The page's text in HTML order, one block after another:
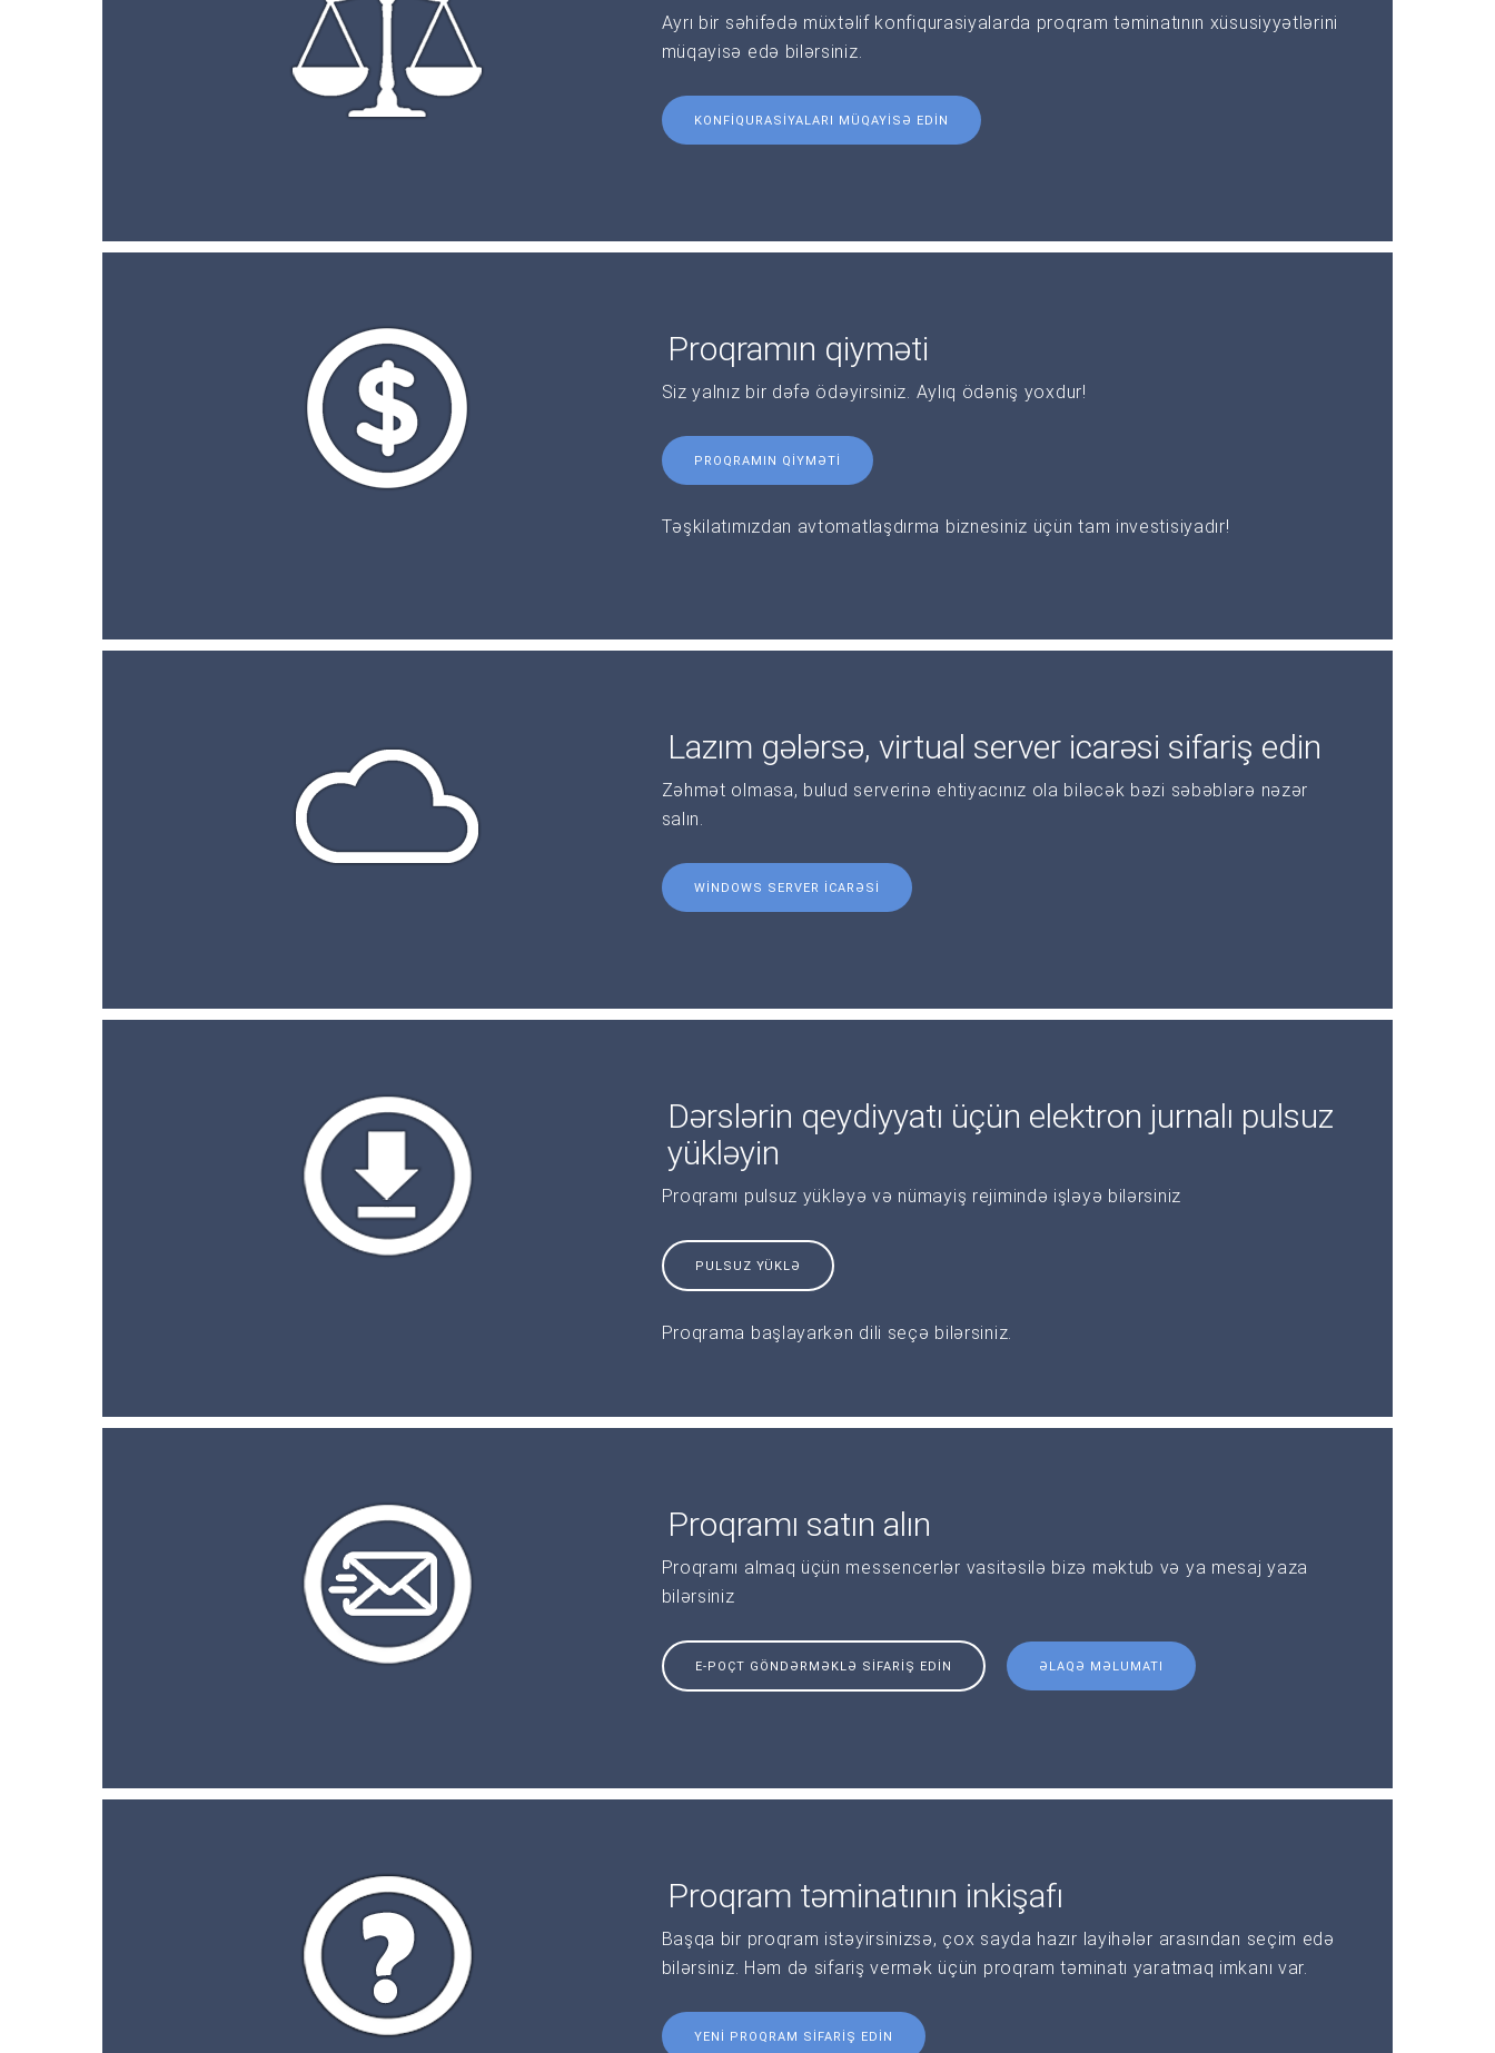
Ayrı bir səhifədə müxtəlif konfiqurasiyalarda proqram təminatının xüsusiyyətlərini
müqayisə edə bilərsiniz.
KONFIQURASIYALARI MÜQAYISƏ EDIN
Proqramın qiyməti
Siz yalnız bir dəfə ödəyirsiniz. Aylıq ödəniş yoxdur!
PROQRAMIN QIYMƏTI
Təşkilatımızdan avtomatlaşdırma biznesiniz üçün tam investisiyadır!
Lazım gələrsə, virtual server icarəsi sifariş edin
Zəhmət olmasa, bulud serverinə ehtiyacınız ola biləcək bəzi səbəblərə nəzər
salın.
WINDOWS SERVER ICARƏSI
Dərslərin qeydiyyatı üçün elektron jurnalı pulsuz
yükləyin
Proqramı pulsuz yükləyə və nümayiş rejimində işləyə bilərsiniz
PULSUZ YÜKLƏ
Proqrama başlayarkən dili seçə bilərsiniz.
Proqramı satın alın
Proqramı almaq üçün messencerlər vasitəsilə bizə məktub və ya mesaj yaza
bilərsiniz
E-POÇT GÖNDƏRMƏKLƏ SIFARIŞ EDIN ƏLAQƏ MƏLUMATI
Proqram təminatının inkişafı
Başqa bir proqram istəyirsinizsə, çox sayda hazır layihələr arasından seçim edə
bilərsiniz. Həm də sifariş vermək üçün proqram təminatı yaratmaq imkanı var.
YENI PROQRAM SIFARIŞ EDIN